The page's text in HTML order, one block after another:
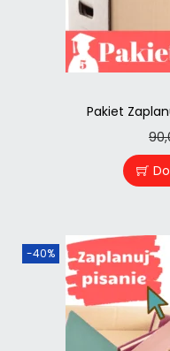
Pakiet
-40%